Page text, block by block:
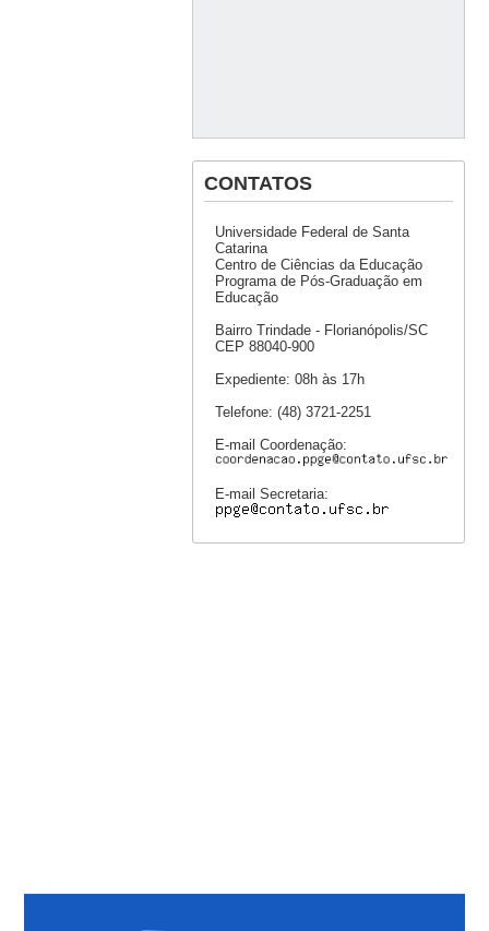
CONTATOS
Universidade Federal de Santa
Catarina
Centro de Ciências da Educação
Programa de Pós-Graduação em
Educação
Bairro Trindade - Florianópolis/SC
CEP 88040-900
Expediente: 08h às 17h
Telefone: (48) 3721-2251
E-mail Coordenação:
E-mail Secretaria: